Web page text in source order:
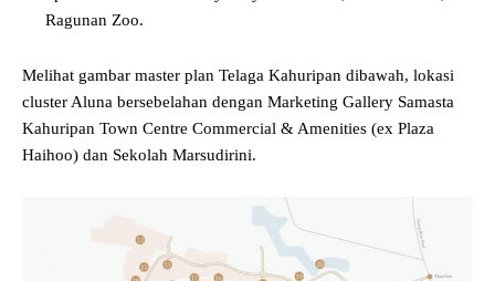
Ragunan Zoo.
Melihat gambar master plan Telaga Kahuripan dibawah, lokasi
cluster Aluna bersebelahan dengan Marketing Gallery Samasta
Kahuripan Town Centre Commercial & Amenities (ex Plaza
Haihoo) dan Sekolah Marsudirini.